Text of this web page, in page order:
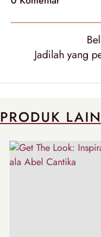
Jadilah yang
PRODUK